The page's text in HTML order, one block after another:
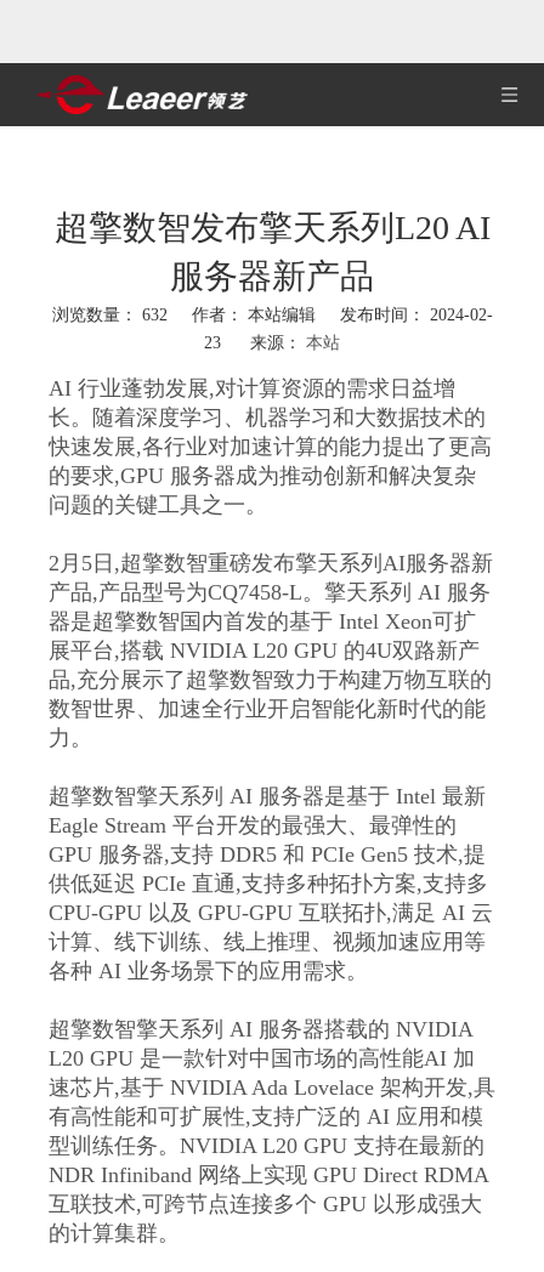
超擎数智发布擎天系列L20 AI
服务器新产品
浏览数量： 632作者： 本站编辑 发布时间： 2024-02-
23 来源： 本站
["wechat","weibo","qzone","douban","email"]
AI 行业蓬勃发展,对计算资源的需求日益增
长。随着深度学习、机器学习和大数据技术的
快速发展,各行业对加速计算的能力提出了更高
的要求,GPU 服务器成为推动创新和解决复杂
问题的关键工具之一。
2月5日,超擎数智重磅发布擎天系列AI服务器新
产品,产品型号为CQ7458-L。擎天系列 AI 服务
器是超擎数智国内首发的基于 Intel Xeon可扩
展平台,搭载 NVIDIA L20 GPU 的4U双路新产
品,充分展示了超擎数智致力于构建万物互联的
数智世界、加速全行业开启智能化新时代的能
力。
超擎数智擎天系列 AI 服务器是基于 Intel 最新
Eagle Stream 平台开发的最强大、最弹性的
GPU 服务器,支持 DDR5 和 PCIe Gen5 技术,提
供低延迟 PCIe 直通,支持多种拓扑方案,支持多
CPU-GPU 以及 GPU-GPU 互联拓扑,满足 AI 云
计算、线下训练、线上推理、视频加速应用等
各种 AI 业务场景下的应用需求。
超擎数智擎天系列 AI 服务器搭载的 NVIDIA
L20 GPU 是一款针对中国市场的高性能AI 加
速芯片,基于 NVIDIA Ada Lovelace 架构开发,具
有高性能和可扩展性,支持广泛的 AI 应用和模
型训练任务。NVIDIA L20 GPU 支持在最新的
NDR Infiniband 网络上实现 GPU Direct RDMA
互联技术,可跨节点连接多个 GPU 以形成强大
的计算集群。